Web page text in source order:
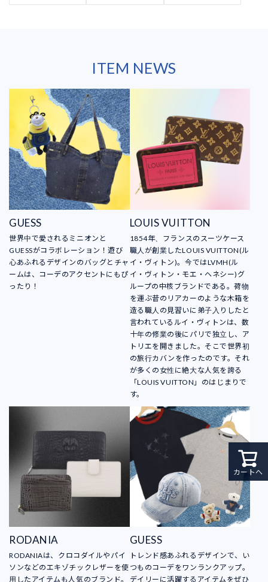
ITEM NEWS
GUESS
世界中で愛されるミニオンと
GUESSがコラボレーション！遊び
心あふれるデザインのバッグとチャ
ームは、コーデのアクセントにもぴ
ったり！
LOUIS VUITTON
1854年、フランスのスーツケース
職人が創業したLOUIS VUITTON(ル
イ・ヴィトン)。今ではLVMH(ル
イ・ヴィトン・モエ・ヘネシー)グ
ループの中核ブランドである。荷物
を運ぶ昔のリアカーのような木箱を
造る職人の見習いに弟子入りしたと
言われているルイ・ヴィトンは、数
十年の修業の後にパリで独立し、ア
トリエを開きました。そこで世界初
の旅行カバンを作ったのです。それ
が多くの女性に絶大な人気を誇る
「LOUIS VUITTON」のはじまりで
す。
RODANIA
RODANIAは、クロコダイルやパイ
ソンなどのエキゾチックレザーを使
用したアイテムも人気のブランド。
GUESS
トレンド感あふれるデザインで、い
つものコーデをワンランクアップ。
デイリーに活躍するアイテムをぜひ
カートへ